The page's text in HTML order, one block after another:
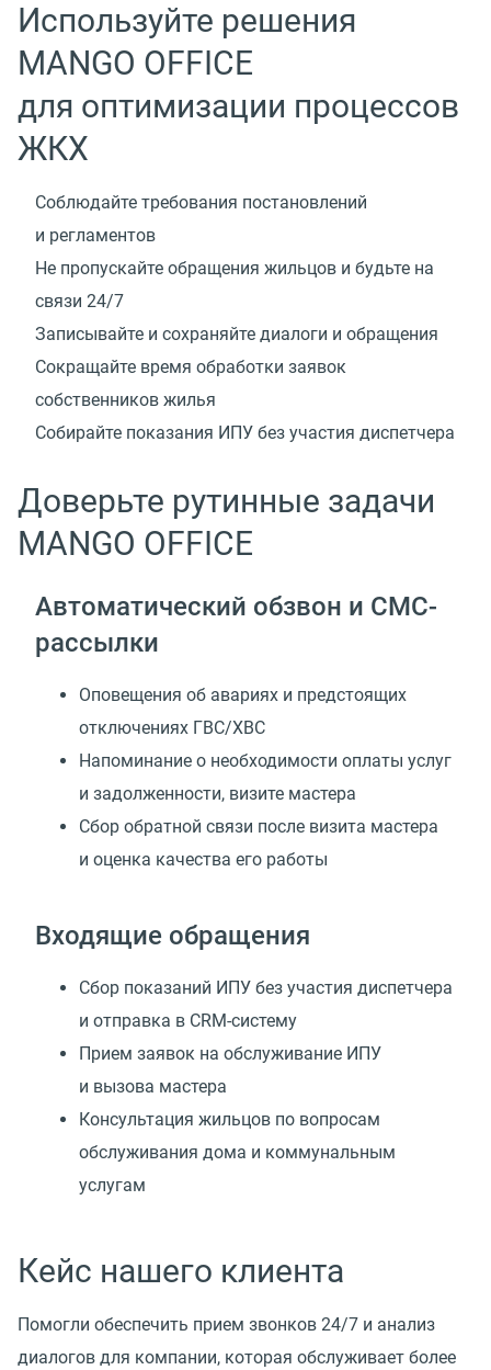
Используйте решения
MANGO OFFICE
для оптимизации процессов
ЖКХ
Соблюдайте требования постановлений
и регламентов
Не пропускайте обращения жильцов и будьте на
связи 24/7
Записывайте и сохраняйте диалоги и обращения
Сокращайте время обработки заявок
собственников жилья
Собирайте показания ИПУ без участия диспетчера
Доверьте рутинные задачи
MANGO OFFICE
Автоматический обзвон и СМС-
рассылки
Оповещения об авариях и предстоящих
отключениях ГВС/ХВС
Напоминание о необходимости оплаты услуг
и задолженности, визите мастера
Сбор обратной связи после визита мастера
и оценка качества его работы
Входящие обращения
Сбор показаний ИПУ без участия диспетчера
и отправка в CRM-систему
Прием заявок на обслуживание ИПУ
и вызова мастера
Консультация жильцов по вопросам
обслуживания дома и коммунальным
услугам
Кейс нашего клиента
Помогли обеспечить прием звонков 24/7 и анализ
диалогов для компании, которая обслуживает более